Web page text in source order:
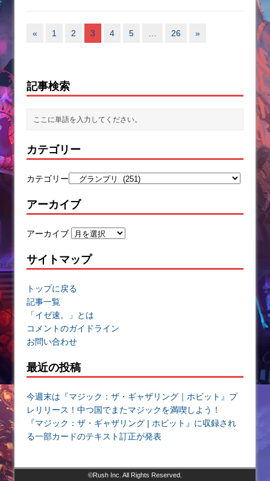
« 1 2 3 4 5 26 »
記事検索
カテゴリー
カテゴリー
アーカイブ
アーカイブ
サイトマップ
トップに戻る
記事一覧
「イゼ速。」とは
コメントのガイドライン
お問い合わせ
最近の投稿
今週末は『マジック：ザ・ギャザリング｜ホビット』プ
レリリース！中つ国でまたマジックを満喫しよう！
『マジック：ザ・ギャザリング | ホビット』に収録され
る一部カードのテキスト訂正が発表
©Rush Inc. All Rights Reserved.